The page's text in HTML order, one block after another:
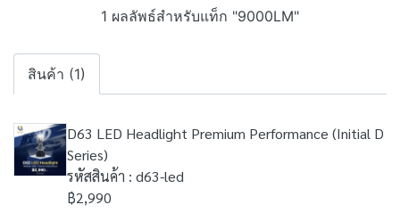
1 ผลลัพธ์สำหรับแท็ก "9000LM"
สินค้า (1)
D63 LED Headlight Premium Performance (Initial D
Series)
รหัสสินค้า : d63-led
฿2,990